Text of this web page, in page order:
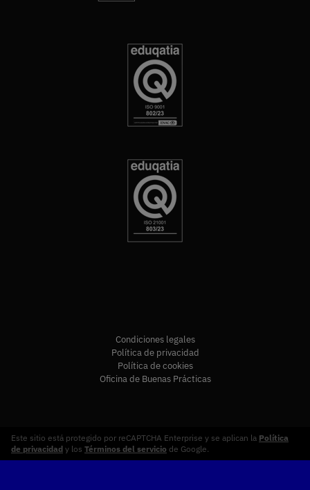
Condiciones legales
Política de privacidad
Política de cookies
Oficina de Buenas Prácticas
Este sitio está protegido por reCAPTCHA Enterprise y se aplican la Política
de privacidad y los Términos del servicio de Google.